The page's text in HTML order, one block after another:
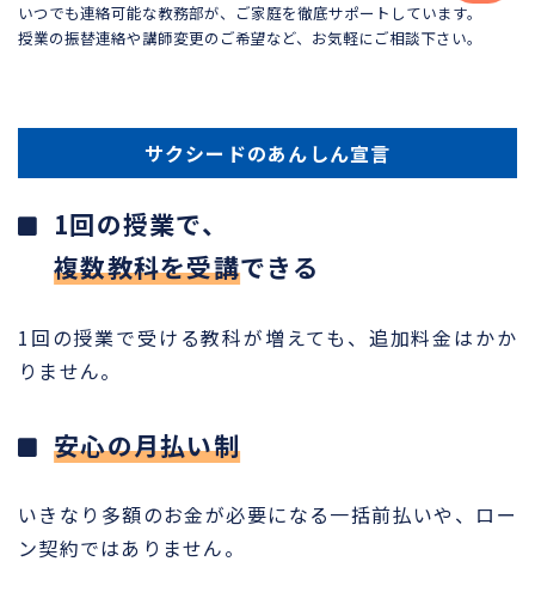
いつでも連絡可能な教務部が、ご家庭を徹底サポートしています。
授業の振替連絡や講師変更のご希望など、お気軽にご相談下さい。
サクシードのあんしん宣言
1回の授業で、
複数教科を受講できる
1回の授業で受ける教科が増えても、追加料金はかか
りません。
安心の月払い制
いきなり多額のお金が必要になる一括前払いや、ロー
ン契約ではありません。